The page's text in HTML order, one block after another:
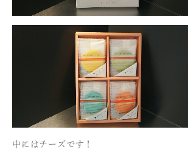
中にはチーズです！